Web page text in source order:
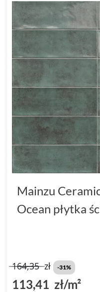
Mainzu
Ocean płytka
164,35zł -31%
113,41 zł/m²